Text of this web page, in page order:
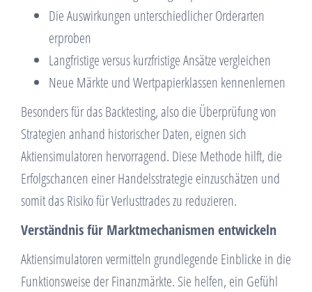
Die Auswirkungen unterschiedlicher Orderarten
erproben
Langfristige versus kurzfristige Ansätze vergleichen
Neue Märkte und Wertpapierklassen kennenlernen
Besonders für das Backtesting, also die Überprüfung von
Strategien anhand historischer Daten, eignen sich
Aktiensimulatoren hervorragend. Diese Methode hilft, die
Erfolgschancen einer Handelsstrategie einzuschätzen und
somit das Risiko für Verlusttrades zu reduzieren.
Verständnis für Marktmechanismen entwickeln
Aktiensimulatoren vermitteln grundlegende Einblicke in die
Funktionsweise der Finanzmärkte. Sie helfen, ein Gefühl